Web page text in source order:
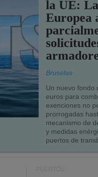
la UE:
Europea
Bruselas
Un nuevo fondo
euros para
exenciones no
prorrogadas
mecanismo de
y medidas
puertos de